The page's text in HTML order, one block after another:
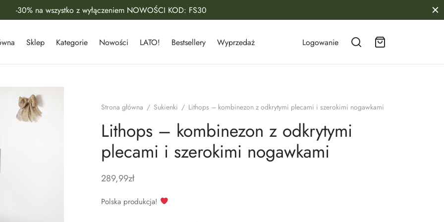
-30% na wszystko z wyłączeniem NOWOŚCI KOD: FS30
Sklep Kategorie Nowości LATO! Bestsellery Wyprzedaż Logowanie
Strona główna / Sukienki / Lithops – kombinezon z odkrytymi plecami i szerokimi nogawkami
Lithops – kombinezon z odkrytymi
plecami i szerokimi nogawkami
289,99zł
Polska produkcja!